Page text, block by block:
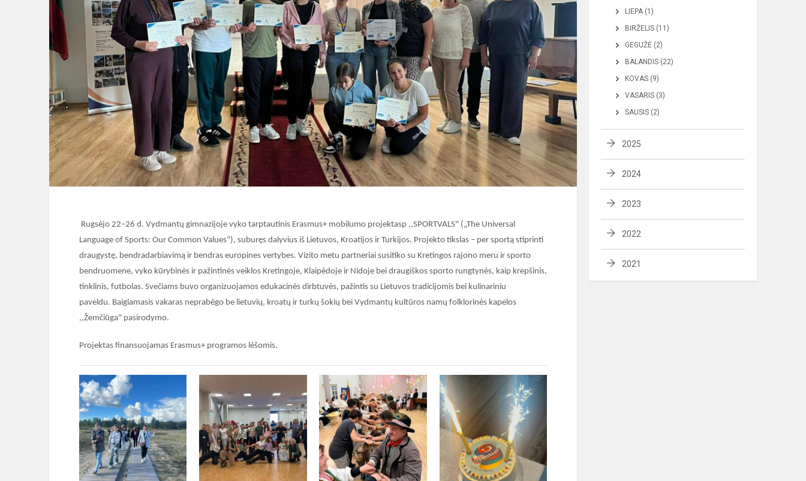
Rugsėjo 22–26 d. Vydmantų gimnazijoje vyko tarptautinis Erasmus+ mobilumo projektasp ,,SPORTVALS'' („The Universal
Language of Sports: Our Common Values“), suburęs dalyvius iš Lietuvos, Kroatijos ir Turkijos. Projekto tikslas – per sportą stiprinti
draugystę, bendradarbiavimą ir bendras europines vertybes. Vizito metu partneriai susitiko su Kretingos rajono meru ir sporto
bendruomene, vyko kūrybinės ir pažintinės veiklos Kretingoje, Klaipėdoje ir Nidoje bei draugiškos sporto rungtynės, kaip krepšinis,
tinklinis, futbolas. Svečiams buvo organizuojamos edukacinės dirbtuvės, pažintis su Lietuvos tradicijomis bei kulinariniu
paveldu. Baigiamasis vakaras neprabėgo be lietuvių, kroatų ir turkų šokių bei Vydmantų kultūros namų folklorinės kapelos
,,Žemčiūga" pasirodymo.
Projektas finansuojamas Erasmus+ programos lėšomis.
LIEPA (1)
BIRŽELIS (11)
GEGUŽĖ (2)
BALANDIS (22)
KOVAS (9)
VASARIS (3)
SAUSIS (2)
2025
2024
2023
2022
2021